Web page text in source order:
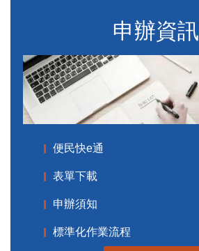
申辦資訊
便民快e通
表單下載
申辦須知
標準化作業流程